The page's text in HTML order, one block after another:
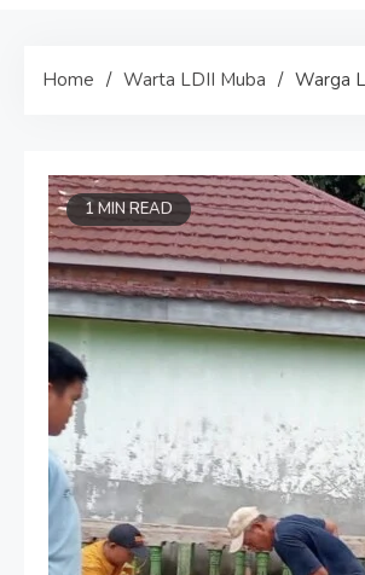
Home Warta LDII Muba Warga
1 MIN READ